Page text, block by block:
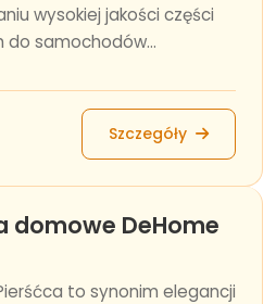
wysokiej jakości części
do samochodów...
Szczegóły
domowe DeHome
to synonim elegancji